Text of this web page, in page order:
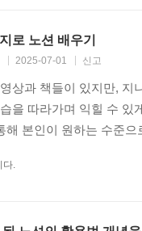
노션의 진짜 가치는, 스
니다. 단순 페이지 생
니다. 그가 대기업에
디에도 볼 수 없는 '업무
는 진정 업무에 유용하
지로 노션 배우기
| 2025-07-01 | 신고
상과 책들이 있지만, 지
을 따라가며 익힐 수